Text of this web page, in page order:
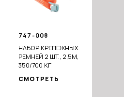
747-008
НАБОР КРЕПЕЖНЫХ
РЕМНЕЙ 2 ШТ., 2,5М,
350/700 КГ
СМОТРЕТЬ